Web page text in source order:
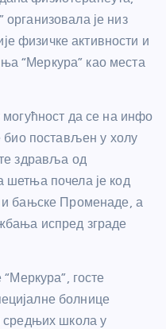
је низ
физичке активности и
“Меркура” као места
да се на инфо
био постављен у холу
здравља од
шетња почела је код
и бањске Променаде, а
испред зграде
госте
болнице
средњих школа у